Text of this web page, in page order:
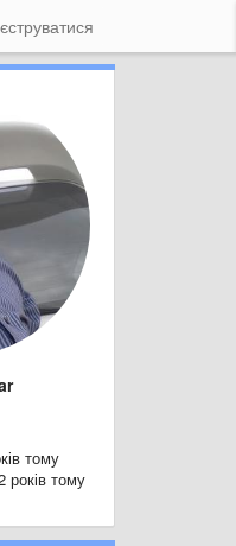
тому
років тому